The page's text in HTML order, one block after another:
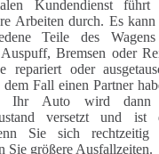
Kundendienst führt
Arbeiten durch. Es
Teile des
Bremsen oder
repariert oder
Fall einen Partner
Ihr Auto wird
versetzt und
Sie sich
Sie größere Ausfallzeiten.